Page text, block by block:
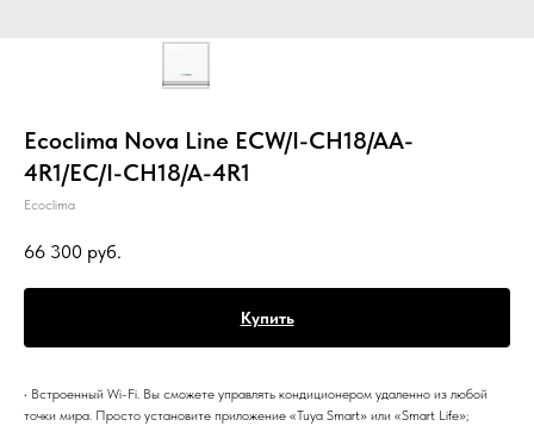
Ecoclima Nova Line ECW/I-СH18/AA-
4R1/EC/I-CH18/A-4R1
Ecoclima
66 300 руб.
Купить
• Встроенный Wi-Fi. Вы сможете управлять кондиционером удаленно из любой
точки мира. Просто установите приложение «Tuya Smart» или «Smart Life»;